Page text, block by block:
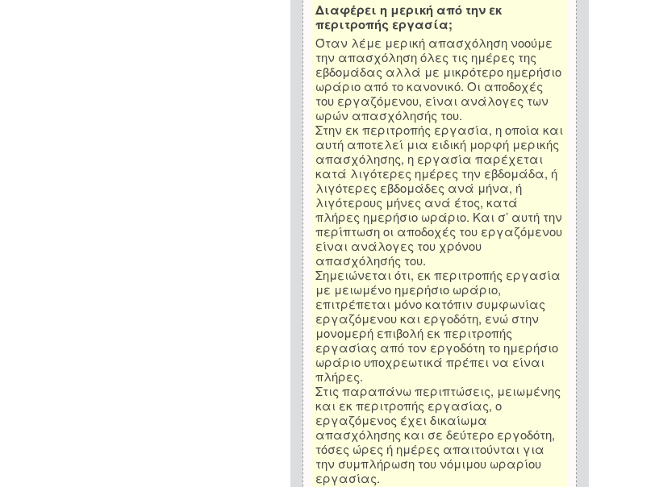
Διαφέρει η μερική από την εκ
περιτροπής εργασία;
Όταν λέμε μερική απασχόληση νοούμε
την απασχόληση όλες τις ημέρες της
εβδομάδας αλλά με μικρότερο ημερήσιο
ωράριο από το κανονικό. Οι αποδοχές
του εργαζόμενου, είναι ανάλογες των
ωρών απασχόλησής του.
Στην εκ περιτροπής εργασία, η οποία και
αυτή αποτελεί μια ειδική μορφή μερικής
απασχόλησης, η εργασία παρέχεται
κατά λιγότερες ημέρες την εβδομάδα, ή
λιγότερες εβδομάδες ανά μήνα, ή
λιγότερους μήνες ανά έτος, κατά
πλήρες ημερήσιο ωράριο. Και σ’ αυτή την
περίπτωση οι αποδοχές του εργαζόμενου
είναι ανάλογες του χρόνου
απασχόλησής του.
Σημειώνεται ότι, εκ περιτροπής εργασία
με μειωμένο ημερήσιο ωράριο,
επιτρέπεται μόνο κατόπιν συμφωνίας
εργαζόμενου και εργοδότη, ενώ στην
μονομερή επιβολή εκ περιτροπής
εργασίας από τον εργοδότη το ημερήσιο
ωράριο υποχρεωτικά πρέπει να είναι
πλήρες.
Στις παραπάνω περιπτώσεις, μειωμένης
και εκ περιτροπής εργασίας, ο
εργαζόμενος έχει δικαίωμα
απασχόλησης και σε δεύτερο εργοδότη,
τόσες ώρες ή ημέρες απαιτούνται για
την συμπλήρωση του νόμιμου ωραρίου
εργασίας.